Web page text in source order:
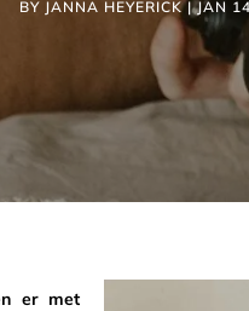
BY JANNA HEYERICK|JAN
er met